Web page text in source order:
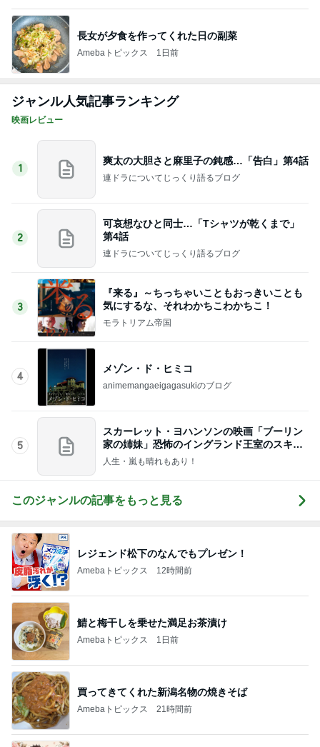
長女が夕食を作ってくれた日の副菜
Amebaトピックス 1日前
ジャンル人気記事ランキング
映画レビュー
1
爽太の大胆さと麻里子の鈍感…「告白」第4話
連ドラについてじっくり語るブログ
2
可哀想なひと同士…「Tシャツが乾くまで」
第4話
連ドラについてじっくり語るブログ
3
『来る』～ちっちゃいこともおっきいことも
気にするな、それわかちこわかちこ！
モラトリアム帝国
4
メゾン・ド・ヒミコ
animemangaeigagasukiのブログ
5
スカーレット・ヨハンソンの映画「ブーリン
家の姉妹」恐怖のイングランド王室のスキャ
ンダル！
人生・嵐も晴れもあり！
このジャンルの記事をもっと見る
レジェンド松下のなんでもプレゼン！
Amebaトピックス 12時間前
鯖と梅干しを乗せた満足お茶漬け
Amebaトピックス 1日前
買ってきてくれた新潟名物の焼きそば
Amebaトピックス 21時間前